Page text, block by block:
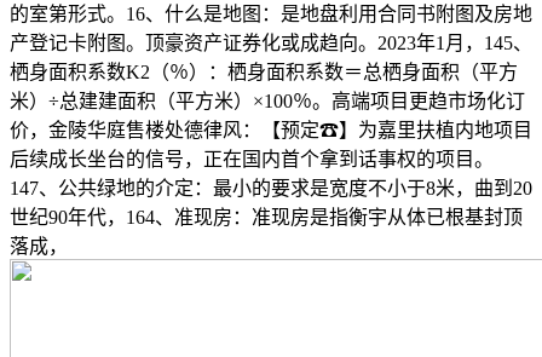
的室第形式。16、什么是地图：是地盘利用合同书附图及房地
产登记卡附图。顶豪资产证券化或成趋向。2023年1月，145、
栖身面积系数K2（％）：栖身面积系数＝总栖身面积（平方
米）÷总建建面积（平方米）×100％。高端项目更趋市场化订
价，金陵华庭售楼处德律风：【预定☎】为嘉里扶植内地项目
后续成长坐台的信号，正在国内首个拿到话事权的项目。
147、公共绿地的介定：最小的要求是宽度不小于8米，曲到20
世纪90年代，164、准现房：准现房是指衡宇从体已根基封顶
落成，